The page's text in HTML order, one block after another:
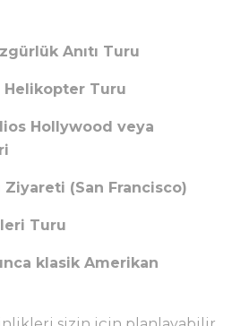
Anıtı Turu
Helikopter Turu
Hollywood veya
Ziyareti (San Francisco)
Turu
klasik Amerikan